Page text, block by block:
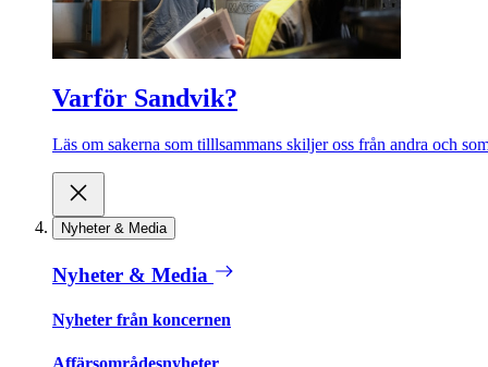
Varför Sandvik?
Läs om sakerna som tilllsammans skiljer oss från andra och
Nyheter & Media
Nyheter & Media
Nyheter från koncernen
Affärsområdesnyheter